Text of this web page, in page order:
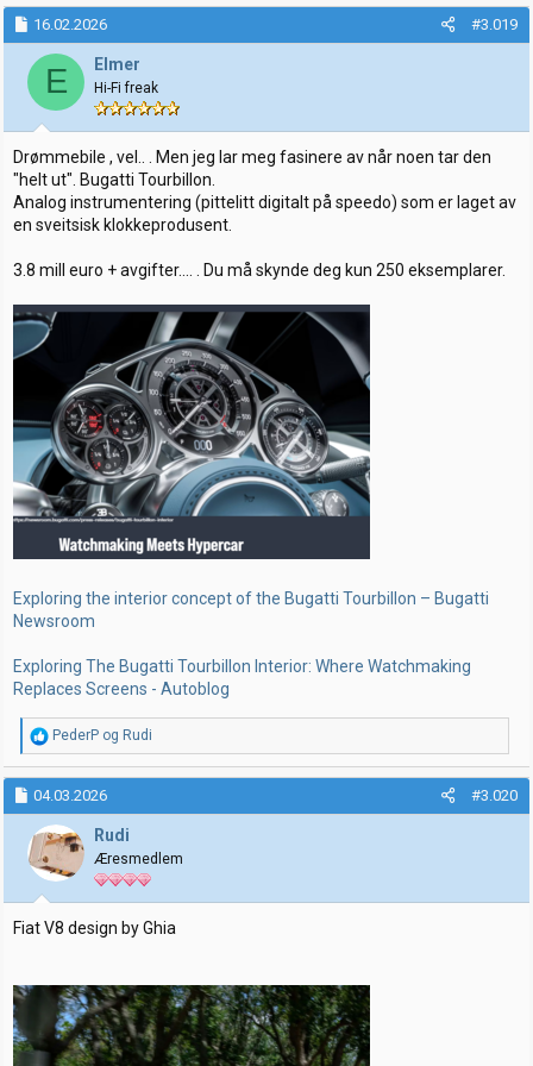
k
j
o
n
e
r
:
16.02.2026 #3.019
E Elmer
Hi-Fi freak
Drømmebile , vel.. . Men jeg lar meg fasinere av når noen tar den
"helt ut". Bugatti Tourbillon.
Analog instrumentering (pittelitt digitalt på speedo) som er laget av
en sveitsisk klokkeprodusent.
3.8 mill euro + avgifter.... . Du må skynde deg kun 250 eksemplarer.
Exploring the interior concept of the Bugatti Tourbillon – Bugatti
Newsroom
Exploring The Bugatti Tourbillon Interior: Where Watchmaking
Replaces Screens - Autoblog
R
e
a
k
j
o
n
e
r
:
PederP og Rudi
04.03.2026 #3.020
Rudi
Æresmedlem
Fiat V8 design by Ghia